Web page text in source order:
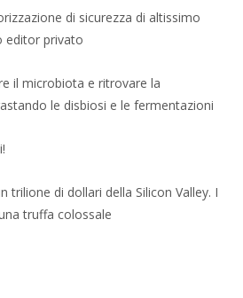
di sicurezza di altissimo
editor privato
il microbiota e ritrovare la
le disbiosi e le fermentazioni
trilione di dollari della Silicon Valley. I
truffa colossale